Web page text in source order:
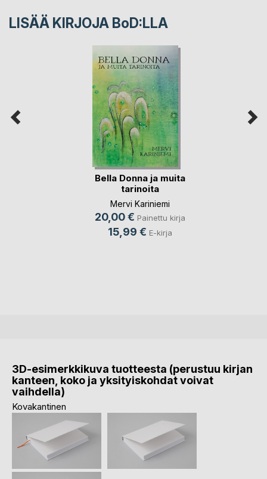
LISÄÄ KIRJOJA BoD:LLA
Bella Donna ja muita
tarinoita
Mervi Kariniemi
20,00 € Painettu kirja
15,99 € E-kirja
3D-esimerkkikuva tuotteesta (perustuu kirjan
kanteen, koko ja yksityiskohdat voivat
vaihdella)
Kovakantinen